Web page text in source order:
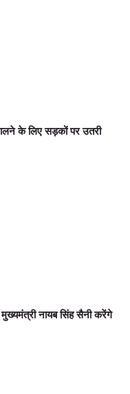
के लिए सड़कों पर उतरी
नायब सिंह सैनी करेंगे